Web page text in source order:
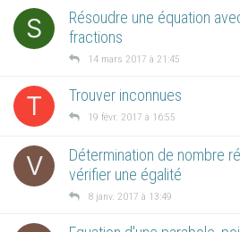
S
Résoudre une équation
fractions
14 mars 2017 à 21:45
T Trouver inconnues
19 févr. 2017 à 16:55
V
Détermination de nombre
vérifier une égalité
8 janv. 2017 à 13:49